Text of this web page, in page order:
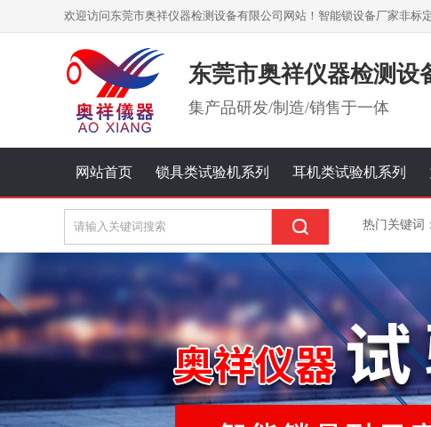
欢迎访问东莞市奥祥仪器检测设备有限公司网站！智能锁设备厂家非标
东莞市奥祥仪器检测设
集产品研发/制造/销售于一体
网站首页 锁具类试验机系列 耳机类试验机系列
热门关键词：